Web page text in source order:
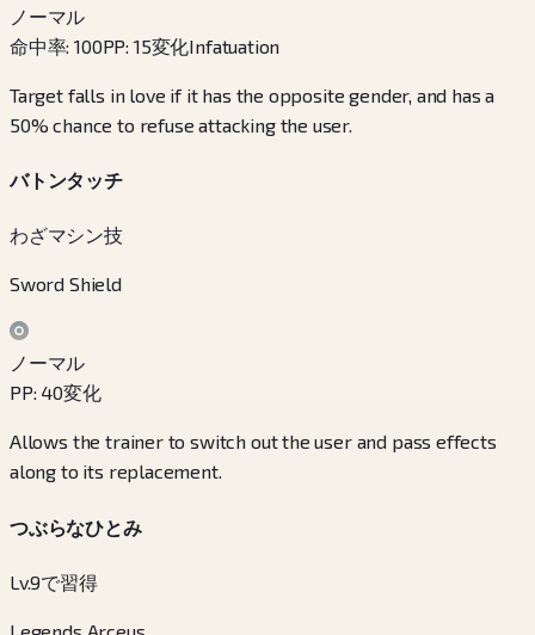
ノーマル
命中率:100PP: 15変化Infatuation
Target falls in love if it has the opposite gender, and has a
50% chance to refuse attacking the user.
バトンタッチ
わざマシン技
Sword Shield
ノーマル
PP: 40変化
Allows the trainer to switch out the user and pass effects
along to its replacement.
つぶらなひとみ
Lv.9で習得